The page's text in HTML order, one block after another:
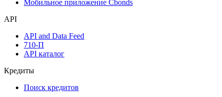
Мобильное приложение Cbonds
API
API and Data Feed
API каталог